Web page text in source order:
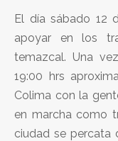
El día sábado 12
apoyar en los
temazcal. Una
19:00 hrs
Colima con la
en marcha como
ciudad se percata